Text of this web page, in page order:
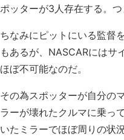
ポッターが3人存在する。
ちなみにピットにいる監督
もあるが、NASCARにはサ
ほぼ不可能なのだ。
その為スポッターが自分の
ラーが壊れたクルマに乗っ
いたミラーでほぼ周りの状